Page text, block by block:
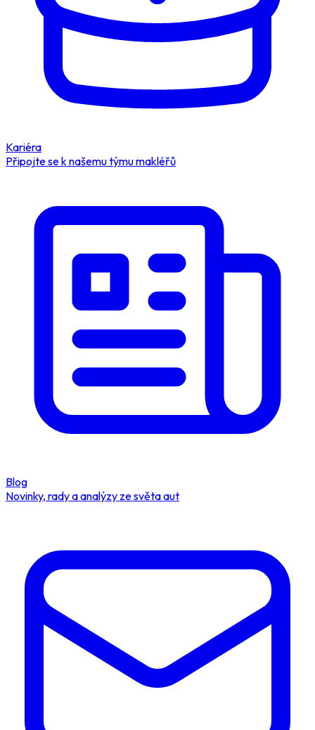
Kariéra
Připojte se k našemu týmu makléřů
Blog
Novinky, rady a analýzy ze světa aut